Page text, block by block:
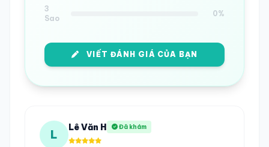
3
Sao
0%
VIẾT ĐÁNH GIÁ CỦA BẠN
L
Lê Văn H Đã khám